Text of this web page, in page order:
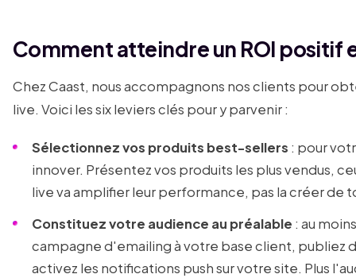
Comment atteindre un ROI positif
Chez Caast, nous accompagnons nos clients pour
live. Voici les six leviers clés pour y parvenir :
Sélectionnez vos produits best-sellers : pour
innover. Présentez vos produits les plus vendus,
live va amplifier leur performance, pas la créer de
Constituez votre audience au préalable : au
campagne d'emailing à votre base client, publiez
activez les notifications push sur votre site. Plus